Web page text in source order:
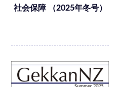
社会保障 （2025年冬号）